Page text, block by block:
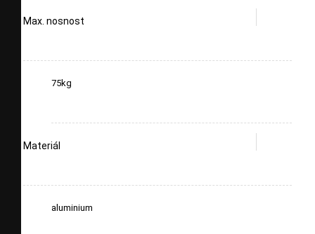
Max. nosnost
75kg
Materiál
aluminium